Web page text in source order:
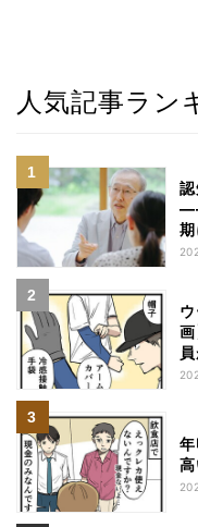
人気記事ラン
認